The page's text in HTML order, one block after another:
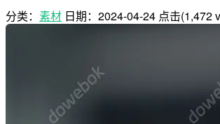
分类： 素材 日期： 2024-04-24 点击(1,472